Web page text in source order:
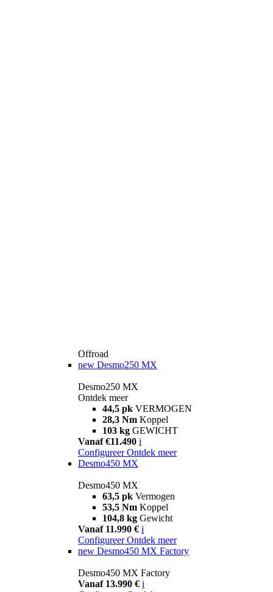
Offroad
new Desmo250 MX
Desmo250 MX
Ontdek meer
44,5 pk VERMOGEN
28,3 Nm Koppel
103 kg GEWICHT
Vanaf €11.490 i
Configureer Ontdek meer
Desmo450 MX
Desmo450 MX
63,5 pk Vermogen
53,5 Nm Koppel
104,8 kg Gewicht
Vanaf 11.990 € i
Configureer Ontdek meer
new Desmo450 MX Factory
Desmo450 MX Factory
Vanaf 13.990 € i